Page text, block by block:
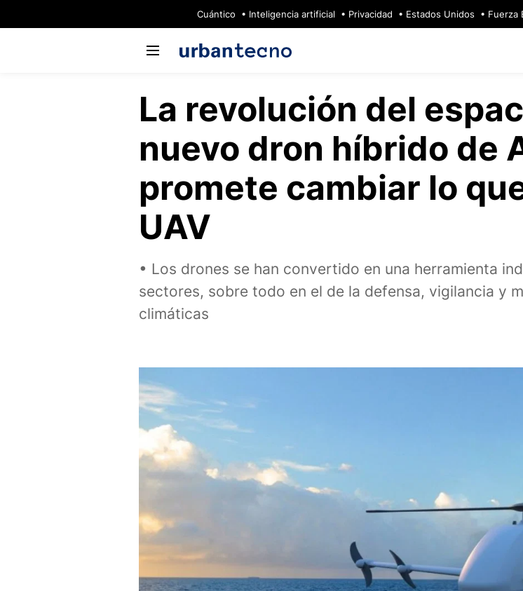
Cuántico Inteligencia artificial Privacidad Estados Unidos Fuerza
La revolución del
nuevo dron híbrido de
promete cambiar lo
UAV
Los drones se han convertido en una herramienta
sectores, sobre todo en el de la defensa, vigilancia y
climáticas